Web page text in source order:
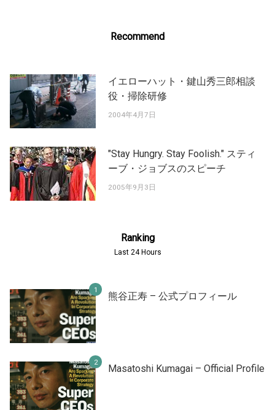
Recommend
イエローハット・鍵山秀三郎相談
役・掃除研修
2004年4月7日
"Stay Hungry. Stay Foolish." スティ
ーブ・ジョブスのスピーチ
2005年9月3日
Ranking
Last 24 Hours
熊谷正寿 – 公式プロフィール
Masatoshi Kumagai – Official Profile